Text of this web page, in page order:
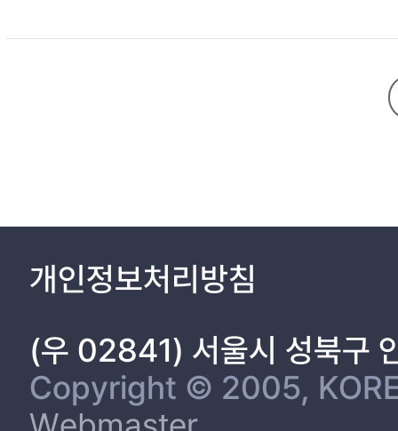
개인정보처리방침
(우 02841) 서울시 성북구
Copyright © 2005,